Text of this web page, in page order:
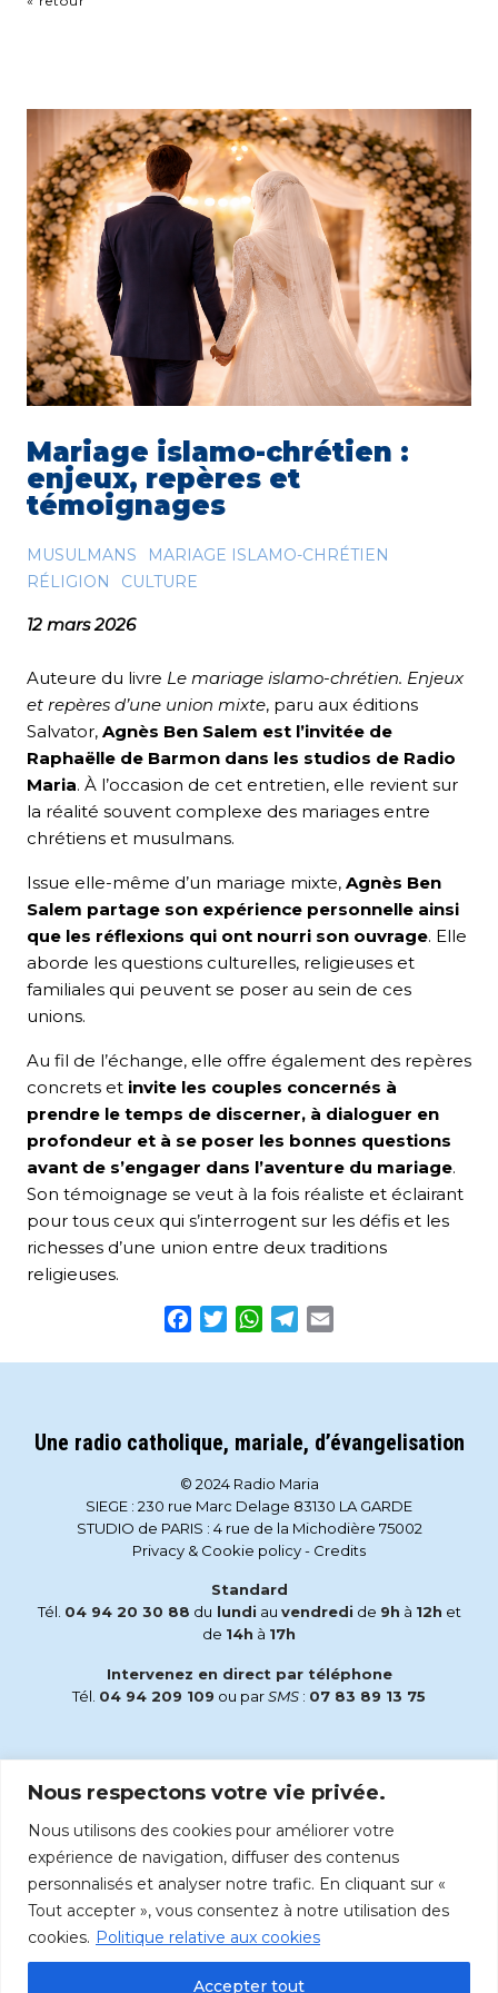
Nous respectons votre vie privée.
Nous utilisons des cookies pour améliorer votre
expérience de navigation, diffuser des contenus
personnalisés et analyser notre trafic. En cliquant sur «
Tout accepter », vous consentez à notre utilisation des
cookies. Politique relative aux cookies
Accepter tout
Mariage islamo-chrétien :
enjeux, repères et
témoignages
MUSULMANS
MARIAGE ISLAMO-CHRÉTIEN
RÉLIGION
CULTURE
12 mars 2026
Auteure du livre Le mariage islamo-chrétien. Enjeux
et repères d’une union mixte, paru aux éditions
Salvator, Agnès Ben Salem est l’invitée de
Raphaëlle de Barmon dans les studios de Radio
Maria. À l’occasion de cet entretien, elle revient sur
la réalité souvent complexe des mariages entre
chrétiens et musulmans.
Issue elle-même d’un mariage mixte, Agnès Ben
Salem partage son expérience personnelle ainsi
que les réflexions qui ont nourri son ouvrage. Elle
aborde les questions culturelles, religieuses et
familiales qui peuvent se poser au sein de ces
unions.
Au fil de l’échange, elle offre également des repères
concrets et invite les couples concernés à
prendre le temps de discerner, à dialoguer en
profondeur et à se poser les bonnes questions
avant de s’engager dans l’aventure du mariage.
Son témoignage se veut à la fois réaliste et éclairant
pour tous ceux qui s’interrogent sur les défis et les
richesses d’une union entre deux traditions
religieuses.
Facebook
TwitterWhatsApp
Telegram
Une radio catholique, mariale, d’évangelisation
© 2024 Radio Maria
SIEGE : 230 rue Marc Delage 83130 LA GARDE
STUDIO de PARIS : 4 rue de la Michodière 75002
Privacy & Cookie policy- Credits
Standard
Tél. 04 94 20 30 88 du lundi au vendredi de 9h à 12h et
de 14h à 17h
Intervenez en direct par téléphone
Tél. 04 94 209 109 ou parSMS : 07 83 89 13 75
accueil@radiomaria.fr
Écoutez Radio Maria sur :